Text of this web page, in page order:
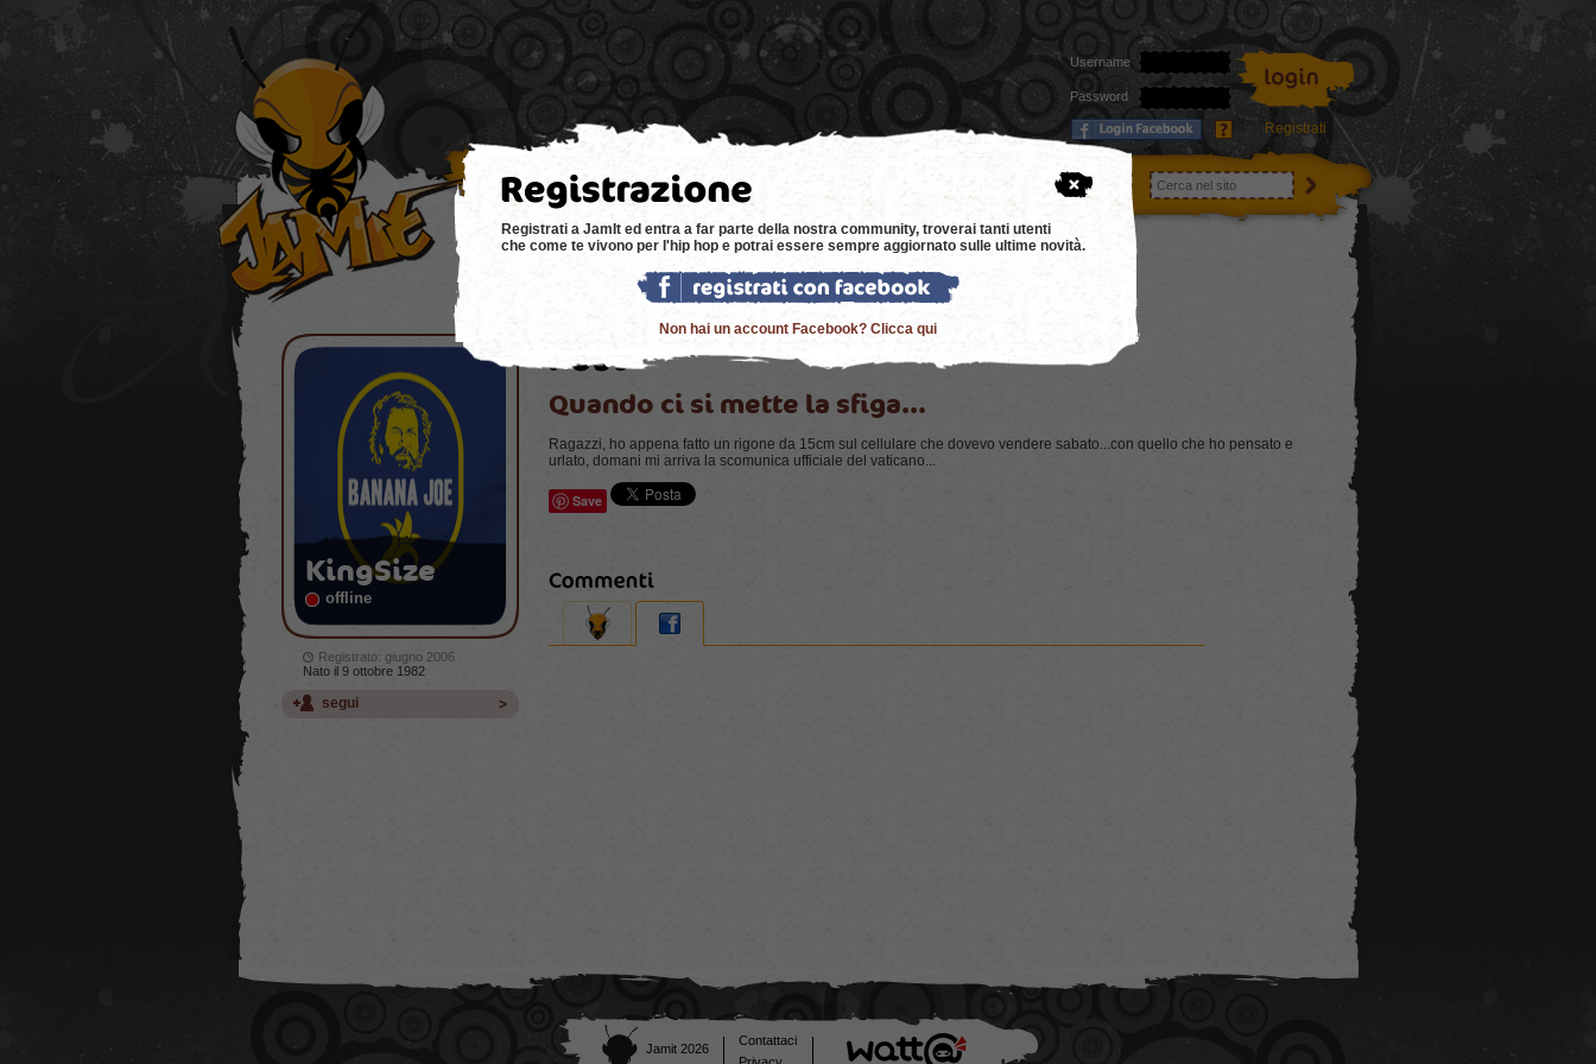
Username
Password
Registrati
home news negozi eventi utenti
KingSize
offline
Registrato: giugno 2006
Nato il 9 ottobre 1982
segui
Quando ci si mette la sfiga...
Ragazzi, ho appena fatto un rigone da 15cm sul cellulare che dovevo vendere sabato...con quello che ho pensato e
urlato, domani mi arriva la scomunica ufficiale del vaticano...
Save
Jamit 2026
Contattaci
Registrati a JamIt ed entra a far parte della nostra community, troverai tanti utenti
che come te vivono per l'hip hop e potrai essere sempre aggiornato sulle ultime novità.
Non hai un account Facebook? Clicca qui